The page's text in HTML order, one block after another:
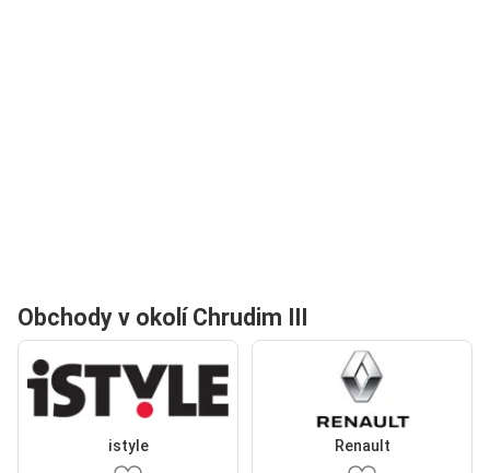
Obchody v okolí Chrudim III
istyle Renault